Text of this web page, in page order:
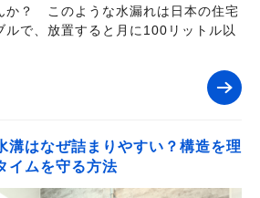
か？ このような水漏れは日本の住宅
ルで、放置すると月に100リットル以
溝はなぜ詰まりやすい？構造を理
イムを守る方法